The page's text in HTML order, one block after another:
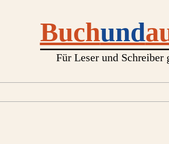
Buchund
Für Leser und Schreiber